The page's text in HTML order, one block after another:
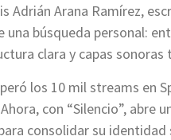
Adrián Arana Ramírez,
una búsqueda personal:
clara y capas sonoras
los 10 mil streams en
con “Silencio”, abre
consolidar su identidad